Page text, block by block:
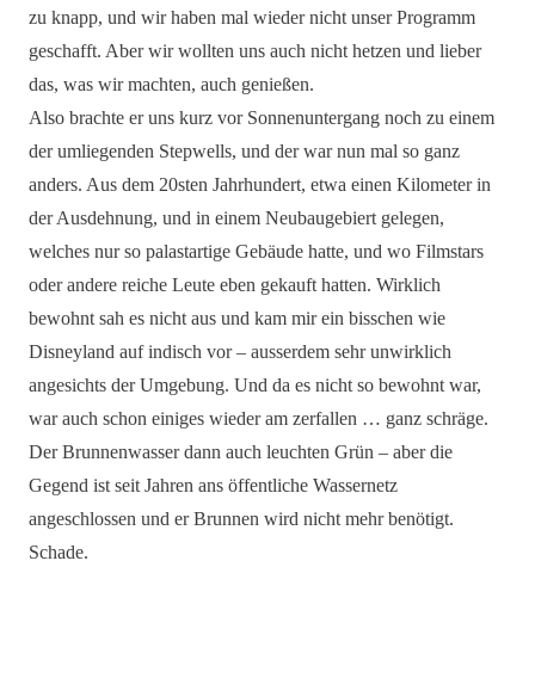
zu knapp, und wir haben mal wieder nicht unser Programm
geschafft. Aber wir wollten uns auch nicht hetzen und lieber
das, was wir machten, auch genießen.
Also brachte er uns kurz vor Sonnenuntergang noch zu einem
der umliegenden Stepwells, und der war nun mal so ganz
anders. Aus dem 20sten Jahrhundert, etwa einen Kilometer in
der Ausdehnung, und in einem Neubaugebiert gelegen,
welches nur so palastartige Gebäude hatte, und wo Filmstars
oder andere reiche Leute eben gekauft hatten. Wirklich
bewohnt sah es nicht aus und kam mir ein bisschen wie
Disneyland auf indisch vor – ausserdem sehr unwirklich
angesichts der Umgebung. Und da es nicht so bewohnt war,
war auch schon einiges wieder am zerfallen … ganz schräge.
Der Brunnenwasser dann auch leuchten Grün – aber die
Gegend ist seit Jahren ans öffentliche Wassernetz
angeschlossen und er Brunnen wird nicht mehr benötigt.
Schade.